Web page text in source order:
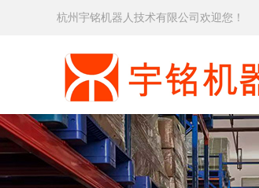
杭州宇铭机器人技术有限公司欢迎您！